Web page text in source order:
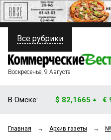
ПОЛИТИКА
ФИНАНСЫ
ОБЩЕСТВО
Все рубрики
Воскресенье, 9 Августа
В Омске: $ 82,1665 €
Главная → Архив газеты → №